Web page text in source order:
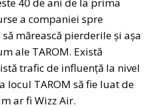
a companiei spre
mărească pierderile și așa
ale TAROM. Există
trafic de influență la nivel
locul TAROM să fie luat de
ar fi Wizz Air.